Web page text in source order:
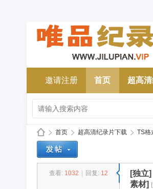
邀请注册 首页 超高
首页
›
超高清纪录片下载 TS格
查看: 1032 回复: 12 [独立]
素材]